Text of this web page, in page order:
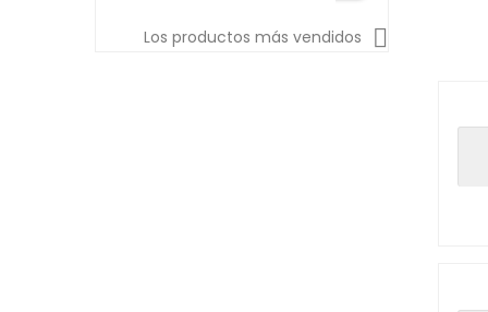
Los productos más vendidos 